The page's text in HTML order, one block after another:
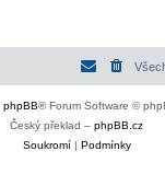
phpBB® Forum Software ©
Český překlad – phpBB.cz
Soukromí| Podmínky